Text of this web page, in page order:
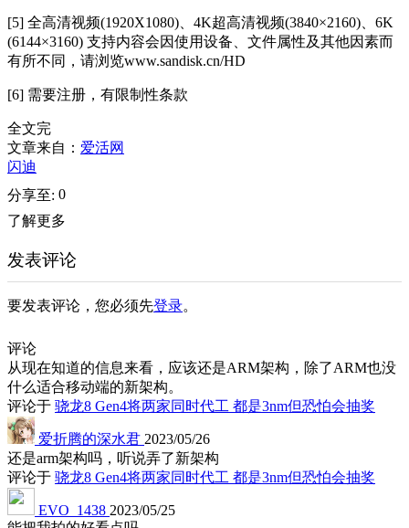
[5] 全高清视频(1920X1080)、4K超高清视频(3840×2160)、6K
(6144×3160) 支持内容会因使用设备、文件属性及其他因素而
有所不同，请浏览www.sandisk.cn/HD
[6] 需要注册，有限制性条款
全文完
文章来自： 爱活网
闪迪
分享至: 0
了解更多
发表评论
要发表评论，您必须先登录。
评论
从现在知道的信息来看，应该还是ARM架构，除了ARM也没
什么适合移动端的新架构。
评论于 骁龙8 Gen4将两家同时代工 都是3nm但恐怕会抽奖
爱折腾的深水君 2023/05/26
还是arm架构吗，听说弄了新架构
评论于 骁龙8 Gen4将两家同时代工 都是3nm但恐怕会抽奖
EVO_1438 2023/05/25